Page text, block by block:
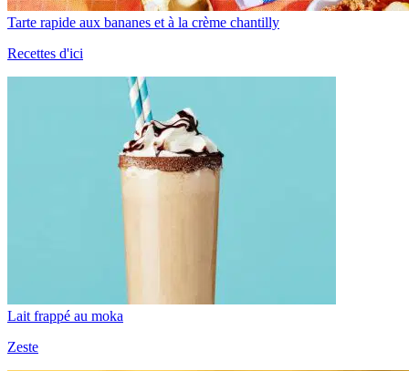
Tarte rapide aux bananes et à la crème chantilly
Recettes d'ici
Lait frappé au moka
Zeste